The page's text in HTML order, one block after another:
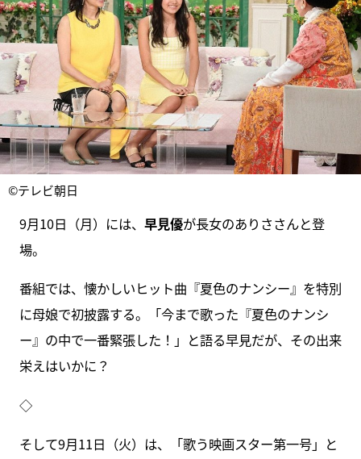
©テレビ朝日
9月10日（月）には、 早見優が長女のありささんと登
場。
番組では、懐かしいヒット曲『夏色のナンシー』を特別
に母娘で初披露する。「今まで歌った『夏色のナンシ
ー』の中で一番緊張した！」と語る早見だが、その出来
栄えはいかに？
◇
そして9月11日（火）は、「歌う映画スター第一号」と